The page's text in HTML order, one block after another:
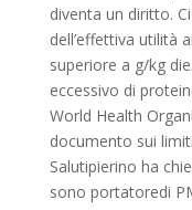
diventa un diritto.
dell’effettiva utilità
superiore a g/kg
eccessivo di
World Health
documento sui
Salutipierino ha
sono portatoredi